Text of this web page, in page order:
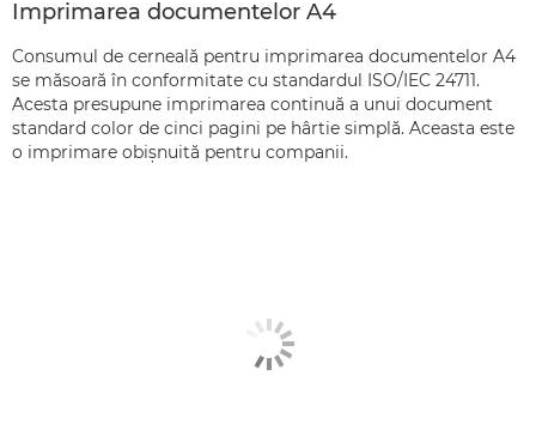
Imprimarea documentelor A4
Consumul de cerneală pentru imprimarea documentelor A4
se măsoară în conformitate cu standardul ISO/IEC 24711.
Acesta presupune imprimarea continuă a unui document
standard color de cinci pagini pe hârtie simplă. Aceasta este
o imprimare obişnuită pentru companii.